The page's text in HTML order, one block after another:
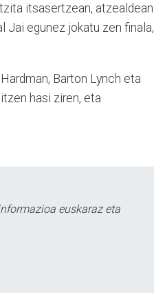
itsasertzean, atzealdean
Jai egunez jokatu zen finala,
Barton Lynch eta
hasi ziren, eta
euskaraz eta